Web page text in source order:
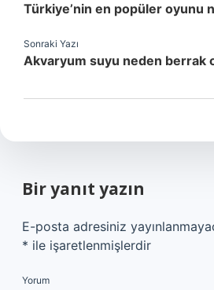
Türkiye’nin en popüler oyunu
Sonraki Yazı
Akvaryum suyu neden berrak
Bir yanıt yazın
E-posta adresiniz
* ile işaretlenmişlerdir
Yorum